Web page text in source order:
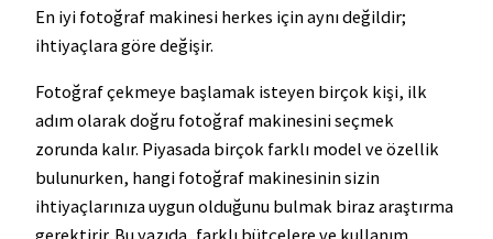
En iyi fotoğraf makinesi herkes için aynı değildir;
ihtiyaçlara göre değişir.
Fotoğraf çekmeye başlamak isteyen birçok kişi, ilk
adım olarak doğru fotoğraf makinesini seçmek
zorunda kalır. Piyasada birçok farklı model ve özellik
bulunurken, hangi fotoğraf makinesinin sizin
ihtiyaçlarınıza uygun olduğunu bulmak biraz araştırma